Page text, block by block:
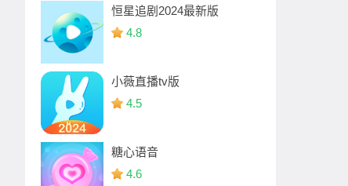
恒星追剧2024最新版
4.8
小薇直播tv版
4.5
糖心语音
4.6